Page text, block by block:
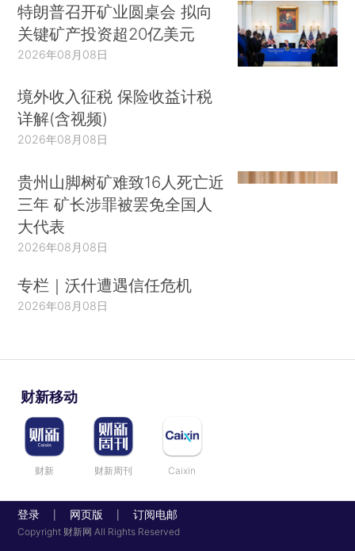
特朗普召开矿业圆桌会 拟向
关键矿产投资超20亿美元
2026年08月08日
境外收入征税 保险收益计税
详解(含视频)
2026年08月08日
贵州山脚树矿难致16人死亡近
三年 矿长涉罪被罢免全国人
大代表
2026年08月08日
专栏｜沃什遭遇信任危机
2026年08月08日
财新移动
财新 财新周刊 Caixin
登录 网页版 订阅电邮
Copyright 财新网 All Rights Reserved